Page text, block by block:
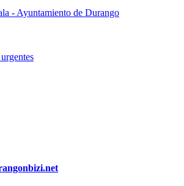
- Ayuntamiento de Durango